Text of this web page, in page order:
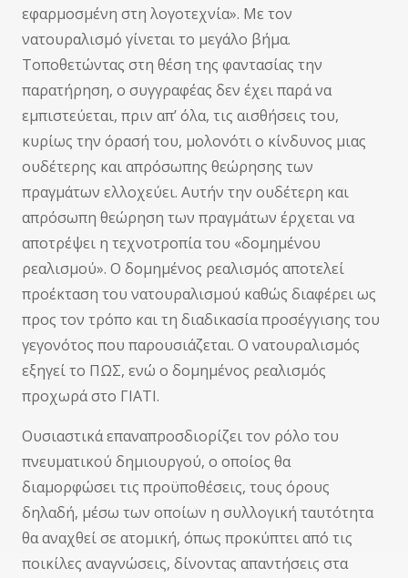
εφαρμοσμένη στη λογοτεχνία». Με τον
νατουραλισμό γίνεται το μεγάλο βήμα.
Τοποθετώντας στη θέση της φαντασίας την
παρατήρηση, ο συγγραφέας δεν έχει παρά να
εμπιστεύεται, πριν απ’ όλα, τις αισθήσεις του,
κυρίως την όρασή του, μολονότι ο κίνδυνος μιας
ουδέτερης και απρόσωπης θεώρησης των
πραγμάτων ελλοχεύει. Αυτήν την ουδέτερη και
απρόσωπη θεώρηση των πραγμάτων έρχεται να
αποτρέψει η τεχνοτροπία του «δομημένου
ρεαλισμού». Ο δομημένος ρεαλισμός αποτελεί
προέκταση του νατουραλισμού καθώς διαφέρει ως
προς τον τρόπο και τη διαδικασία προσέγγισης του
γεγονότος που παρουσιάζεται. Ο νατουραλισμός
εξηγεί το ΠΩΣ, ενώ ο δομημένος ρεαλισμός
προχωρά στο ΓΙΑΤΙ.
Ουσιαστικά επαναπροσδιορίζει τον ρόλο του
πνευματικού δημιουργού, ο οποίος θα
διαμορφώσει τις προϋποθέσεις, τους όρους
δηλαδή, μέσω των οποίων η συλλογική ταυτότητα
θα αναχθεί σε ατομική, όπως προκύπτει από τις
ποικίλες αναγνώσεις, δίνοντας απαντήσεις στα